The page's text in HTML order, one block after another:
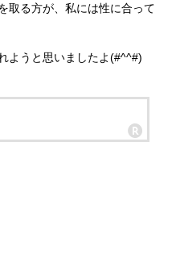
取る方が、私には性に合って
ようと思いましたよ(#^^#)